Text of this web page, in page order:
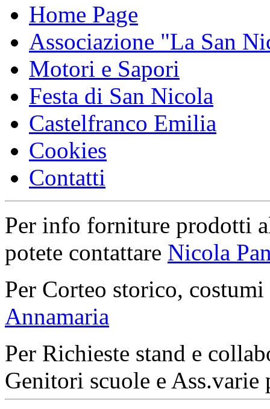
Home Page
Associazione "La San
Motori e Sapori
Festa di San Nicola
Castelfranco Emilia
Cookies
Contatti
Per info forniture prodotti
potete contattare Nicola
Per Corteo storico,
Annamaria
Per Richieste stand e
Genitori scuole e Ass.varie